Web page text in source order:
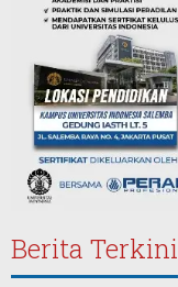
Berita Terkini